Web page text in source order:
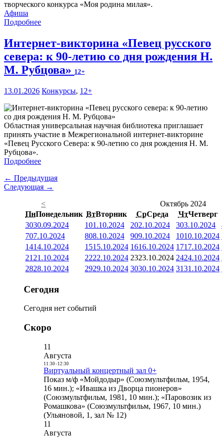
творческого конкурса «Моя родина милая».
Афиша
Подробнее
Интернет-викторина «Певец русского
севера: к 90-летию со дня рождения Н.
М. Рубцова» 12+
13.01.2026 Конкурсы, 12+
Областная универсальная научная библиотека приглашает
принять участие в Межрегиональной интернет-викторине
«Певец Русского Севера: к 90-летию со дня рождения Н. М.
Рубцова».
Подробнее
← Предыдущая
Следующая →
<
Октябрь 2024
ПнПонедельник ВтВторник СрСреда ЧтЧетверг
3030.09.2024 101.10.2024 202.10.2024 303.10.2024
707.10.2024 808.10.2024 909.10.2024 1010.10.2024
1414.10.2024 1515.10.2024 1616.10.2024 1717.10.2024
21 21.10.2024 2222.10.2024 2323.10.2024 2424.10.2024
2828.10.2024 2929.10.2024 3030.10.2024 3131.10.2024
Сегодня
Сегодня нет событий
Скоро
11
Августа
11:30- 12:30
Виртуальный концертный зал 0+
Показ м/ф «Мойдодыр» (Союзмультфильм, 1954,
16 мин.); «Ивашка из Дворца пионеров»
(Союзмультфильм, 1981, 10 мин.); «Паровозик из
Ромашкова» (Союзмультфильм, 1967, 10 мин.)
(Ульяновой, 1, зал № 12)
11
Августа